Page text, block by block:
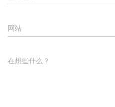
网站
在想些什么？